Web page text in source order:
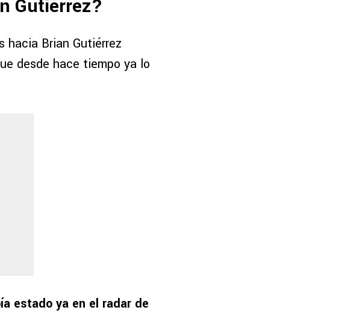
Gutiérrez?
hacia Brian Gutiérrez
desde hace tiempo ya lo
estado ya en el radar de